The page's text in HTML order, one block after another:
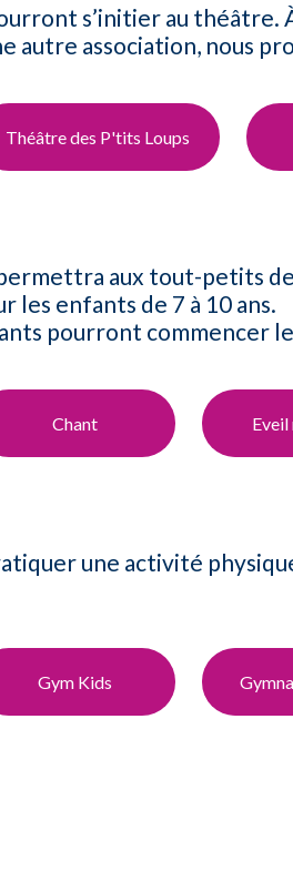
s’initier au
autre association, nous
Théâtre des P'tits Loups
permettra aux tout-petits
les enfants de 7 à 10 ans.
pourront commencer
Chant Eveil
une activité
Gym​ Kids